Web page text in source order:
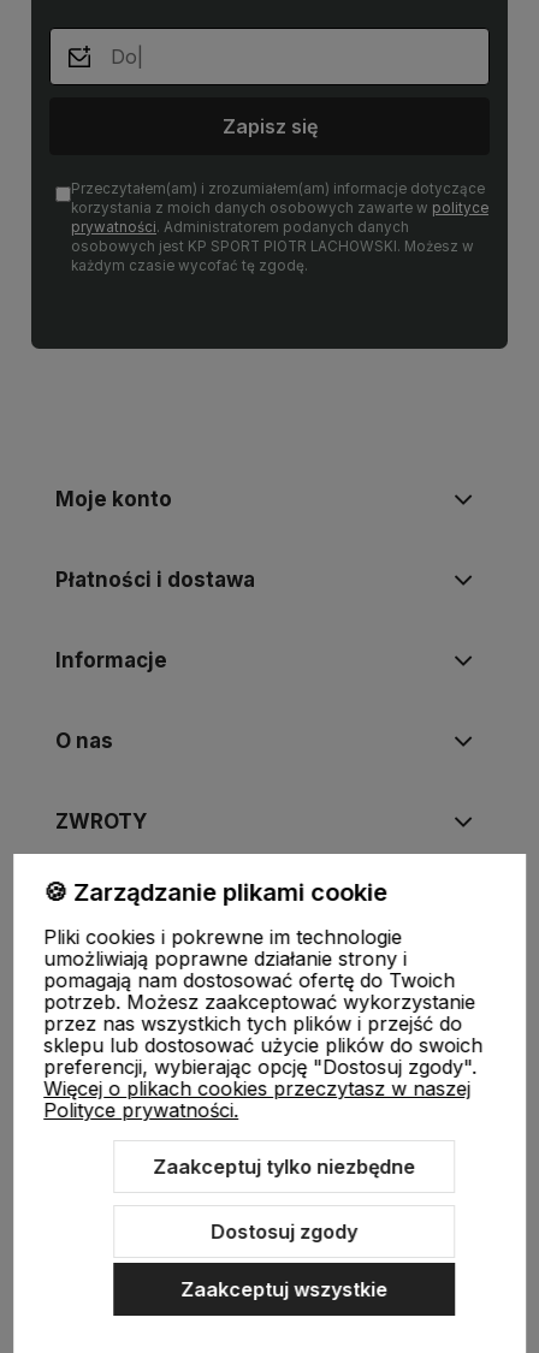
Zapisz się
Przeczytałem(am) i zrozumiałem(am) informacje dotyczące
korzystania z moich danych osobowych zawarte w polityce
prywatności. Administratorem podanych danych
osobowych jest KP SPORT PIOTR LACHOWSKI. Możesz w
każdym czasie wycofać tę zgodę.
Moje konto
Płatności i dostawa
Informacje
O nas
ZWROTY
FUJIMAE| Tel:720-449-766,720-449-767 |
sklep@fujimae.pl|NIP: 9482312351 |REGON: 521904681
Sklep internetowy Shoper.pl Szablon Shoper Modern 3.0™
🍪 Zarządzanie plikami cookie
Pliki cookies i pokrewne im technologie
umożliwiają poprawne działanie strony i
pomagają nam dostosować ofertę do Twoich
potrzeb. Możesz zaakceptować wykorzystanie
przez nas wszystkich tych plików i przejść do
sklepu lub dostosować użycie plików do swoich
preferencji, wybierając opcję "Dostosuj zgody".
Więcej o plikach cookies przeczytasz w naszej
Polityce prywatności.
Zaakceptuj tylko niezbędne
Dostosuj zgody
Zaakceptuj wszystkie